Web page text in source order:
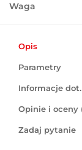
Waga
Opis
Parametry
Informacje
Opinie i oceny
Zadaj pytanie